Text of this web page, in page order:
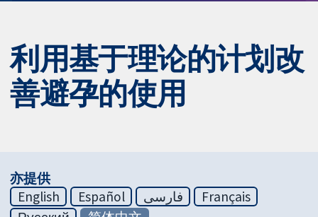
利用基于理论的计划改
善避孕的使用
亦提供
English
Español فارسی
Français